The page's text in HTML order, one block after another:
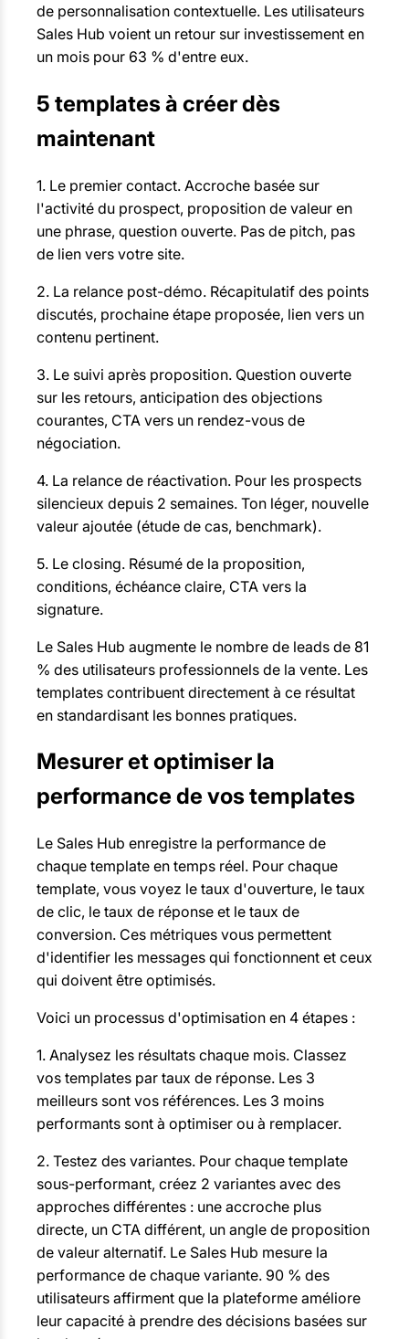
de personnalisation contextuelle. Les utilisateurs
Sales Hub voient un retour sur investissement en
un mois pour 63 % d'entre eux.
5 templates à créer dès
maintenant
1. Le premier contact. Accroche basée sur
l'activité du prospect, proposition de valeur en
une phrase, question ouverte. Pas de pitch, pas
de lien vers votre site.
2. La relance post-démo. Récapitulatif des points
discutés, prochaine étape proposée, lien vers un
contenu pertinent.
3. Le suivi après proposition. Question ouverte
sur les retours, anticipation des objections
courantes, CTA vers un rendez-vous de
négociation.
4. La relance de réactivation. Pour les prospects
silencieux depuis 2 semaines. Ton léger, nouvelle
valeur ajoutée (étude de cas, benchmark).
5. Le closing. Résumé de la proposition,
conditions, échéance claire, CTA vers la
signature.
Le Sales Hub augmente le nombre de leads de 81
% des utilisateurs professionnels de la vente. Les
templates contribuent directement à ce résultat
en standardisant les bonnes pratiques.
Mesurer et optimiser la
performance de vos templates
Le Sales Hub enregistre la performance de
chaque template en temps réel. Pour chaque
template, vous voyez le taux d'ouverture, le taux
de clic, le taux de réponse et le taux de
conversion. Ces métriques vous permettent
d'identifier les messages qui fonctionnent et ceux
qui doivent être optimisés.
Voici un processus d'optimisation en 4 étapes :
1. Analysez les résultats chaque mois. Classez
vos templates par taux de réponse. Les 3
meilleurs sont vos références. Les 3 moins
performants sont à optimiser ou à remplacer.
2. Testez des variantes. Pour chaque template
sous-performant, créez 2 variantes avec des
approches différentes : une accroche plus
directe, un CTA différent, un angle de proposition
de valeur alternatif. Le Sales Hub mesure la
performance de chaque variante. 90 % des
utilisateurs affirment que la plateforme améliore
leur capacité à prendre des décisions basées sur